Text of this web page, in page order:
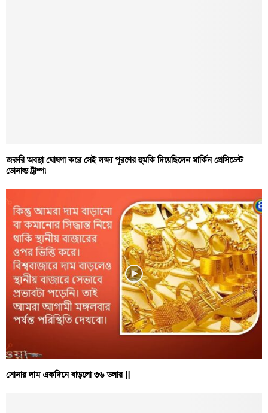
জরুরি অবস্থা ঘোষণা করে সেই লক্ষ্য পূরণের হুমকি দিয়েছিলেন মার্কিন প্রেসিডেন্ট
ডোনাল্ড ট্রাম্প৷
সোনার দাম একদিনে বাড়লো ৩৬ ডলার ||